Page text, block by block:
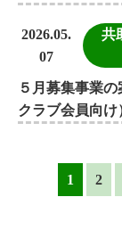
2026.05.
07
共
５月募集事業
クラブ会員向け
1 2